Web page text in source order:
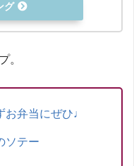
グ
。
弁当にぜひ♩
ソテー